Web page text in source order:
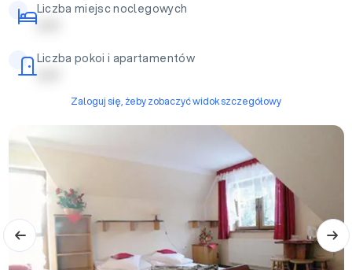
Liczba miejsc noclegowych
| | | | |
Liczba pokoi i apartamentów
| | | | |
Zaloguj się, żeby zobaczyć widok szczegółowy